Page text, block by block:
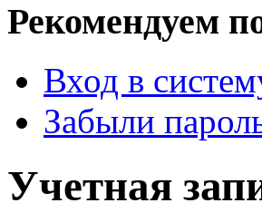
Рекомендуем
Вход в
Забыли
Учетная